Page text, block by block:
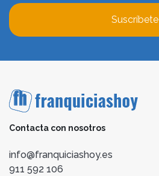
Suscríbete
Contacta con nosotros
info@franquiciashoy.es
911 592 106